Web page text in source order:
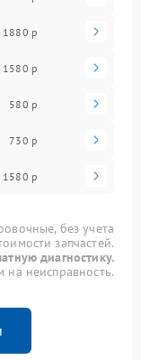
1880 р
1580 р
580 р
730 р
1580 р
без учета
запчастей.
диагностику.
неисправность.